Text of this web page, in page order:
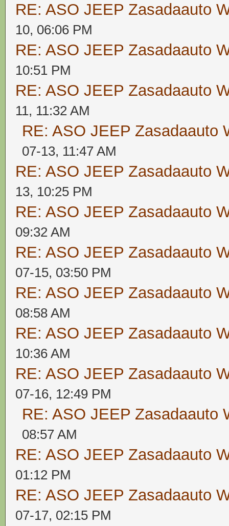
RE: ASO JEEP Zasadaauto
10, 06:06 PM
RE: ASO JEEP Zasadaauto
10:51 PM
RE: ASO JEEP Zasadaauto
11, 11:32 AM
RE: ASO JEEP Zasadaauto
07-13, 11:47 AM
RE: ASO JEEP Zasadaauto
13, 10:25 PM
RE: ASO JEEP Zasadaauto
09:32 AM
RE: ASO JEEP Zasadaauto
07-15, 03:50 PM
RE: ASO JEEP Zasadaauto
08:58 AM
RE: ASO JEEP Zasadaauto
10:36 AM
RE: ASO JEEP Zasadaauto
07-16, 12:49 PM
RE: ASO JEEP Zasadaauto
08:57 AM
RE: ASO JEEP Zasadaauto
01:12 PM
RE: ASO JEEP Zasadaauto
07-17, 02:15 PM